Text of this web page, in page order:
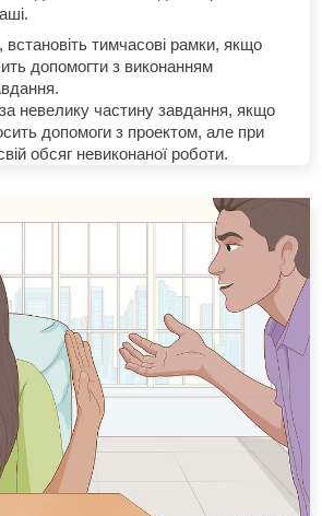
тимчасові рамки, якщо
допомогти з виконанням
за невелику частину завдання, якщо
допомоги з проектом, але при
обсяг невиконаної роботи.